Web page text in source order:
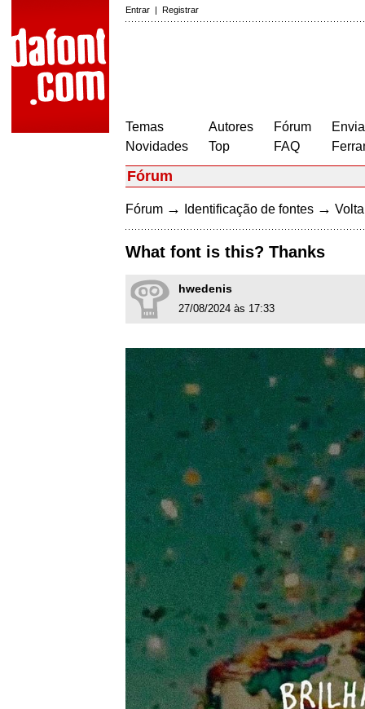
Entrar | Registrar
Temas
Novidades
Autores
Top
Fórum
FAQ
Fórum
Fórum → Identificação de fontes →
What font is this? Thanks
hwedenis
27/08/2024 às 17:33